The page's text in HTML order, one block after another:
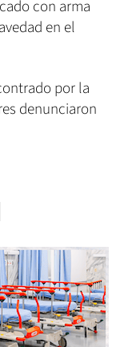
con arma
en el
por la
denunciaron